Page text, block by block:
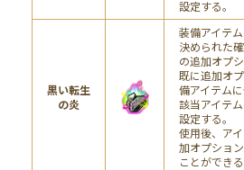
設定する。
黒い転生
の炎
装備アイテム
決められた
の追加オプ
既に追加オ
備アイテムに
該当アイテ
設定する。
使用後、ア
加オプショ
ことができる